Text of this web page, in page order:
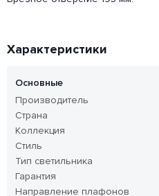
Характеристики
Основные
Производитель
Страна
Коллекция
Стиль
Тип светильника
Гарантия
Направление плафонов